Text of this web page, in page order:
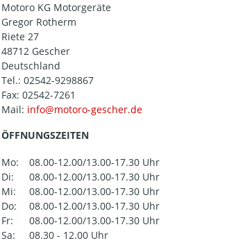
Motoro KG Motorgeräte
Gregor Rotherm
Riete 27
48712 Gescher
Deutschland
Tel.: 02542-9298867
Fax: 02542-7261
Mail:
ÖFFNUNGSZEITEN
Mo:
08.00-12.00/13.00-17.30 Uhr
Di:
08.00-12.00/13.00-17.30 Uhr
Mi:
08.00-12.00/13.00-17.30 Uhr
Do:
08.00-12.00/13.00-17.30 Uhr
Fr:
08.00-12.00/13.00-17.30 Uhr
Sa:
08.30 - 12.00 Uhr